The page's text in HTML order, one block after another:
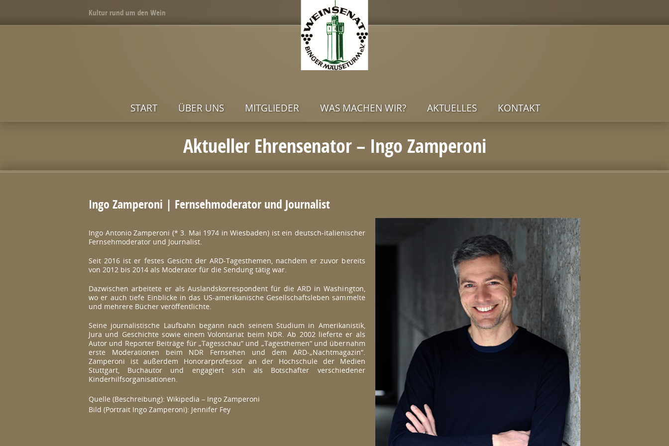
Kultur rund um den Wein
START ÜBER UNS MITGLIEDER WAS MACHEN WIR? AKTUELLES KONTAKT
Aktueller Ehrensenator – Ingo Zamperoni
Ingo Zamperoni | Fernsehmoderator und Journalist
Ingo Antonio Zamperoni (* 3. Mai 1974 in Wiesbaden) ist ein deutsch-italienischer
Fernsehmoderator und Journalist.
Seit 2016 ist er festes Gesicht der ARD-Tagesthemen, nachdem er zuvor bereits
von 2012 bis 2014 als Moderator für die Sendung tätig war.
Dazwischen arbeitete er als Auslandskorrespondent für die ARD in Washington,
wo er auch tiefe Einblicke in das US-amerikanische Gesellschaftsleben sammelte
und mehrere Bücher veröffentlichte.​
Seine journalistische Laufbahn begann nach seinem Studium in Amerikanistik,
Jura und Geschichte sowie einem Volontariat beim NDR. Ab 2002 lieferte er als
Autor und Reporter Beiträge für „Tagesschau“ und „Tagesthemen“ und übernahm
erste Moderationen beim NDR Fernsehen und dem ARD-„Nachtmagazin“.
Zamperoni ist außerdem Honorarprofessor an der Hochschule der Medien
Stuttgart, Buchautor und engagiert sich als Botschafter verschiedener
Kinderhilfsorganisationen.
Quelle (Beschreibung): Wikipedia – Ingo Zamperoni
Bild (Portrait Ingo Zamperoni): Jennifer Fey